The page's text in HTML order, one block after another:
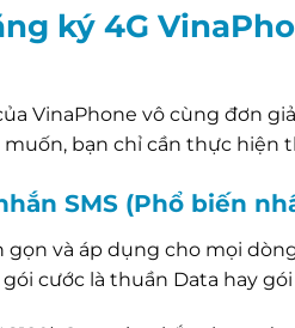
ký 4G
VinaPhone vô cùng đơn
bạn chỉ cần thực hiện
SMS (Phổ biến
gọn và áp dụng cho mọi
cước là thuần Data hay